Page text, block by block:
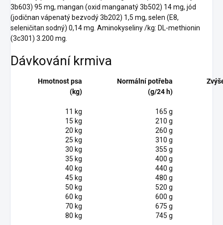
3b603) 95 mg, mangan (oxid manganatý 3b502) 14 mg, jód
(jodičnan vápenatý bezvodý 3b202) 1,5 mg, selen (E8,
seleničitan sodný) 0,14 mg. Aminokyseliny /kg: DL-methionin
(3c301) 3.200 mg.
Dávkování krmiva
Hmotnost psa
(kg)
Normální potřeba
(g/24 h)
11 kg
165 g
15 kg
210 g
20 kg
260 g
25 kg
310 g
30 kg
355 g
35 kg
400 g
40 kg
440 g
45 kg
480 g
50 kg
520 g
60 kg
600 g
70 kg
675 g
80 kg
745 g